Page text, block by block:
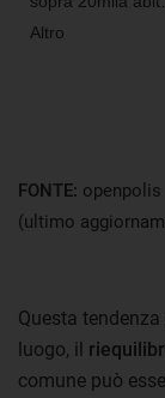
FONTE: openpolis
(ultimo
Questa tendenza
luogo, il
comune può